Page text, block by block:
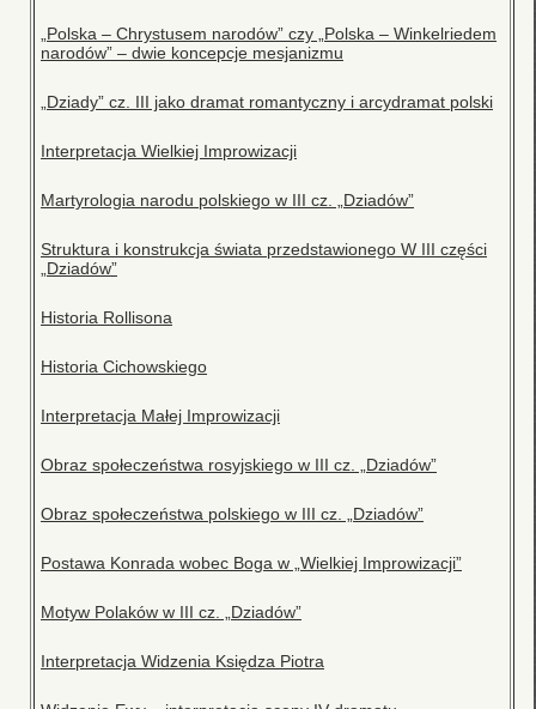
„Polska – Chrystusem narodów” czy „Polska – Winkelriedem
narodów” – dwie koncepcje mesjanizmu
„Dziady” cz. III jako dramat romantyczny i arcydramat polski
Interpretacja Wielkiej Improwizacji
Martyrologia narodu polskiego w III cz. „Dziadów”
Struktura i konstrukcja świata przedstawionego W III części
„Dziadów”
Historia Rollisona
Historia Cichowskiego
Interpretacja Małej Improwizacji
Obraz społeczeństwa rosyjskiego w III cz. „Dziadów”
Obraz społeczeństwa polskiego w III cz. „Dziadów”
Postawa Konrada wobec Boga w „Wielkiej Improwizacji”
Motyw Polaków w III cz. „Dziadów”
Interpretacja Widzenia Księdza Piotra